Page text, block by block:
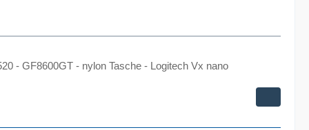
- GF8600GT - nylon Tasche - Logitech Vx nano